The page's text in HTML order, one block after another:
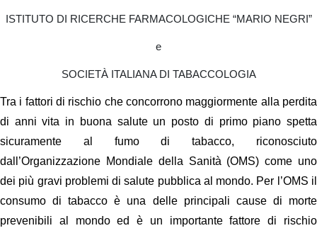
ISTITUTO DI RICERCHE FARMACOLOGICHE “MARIO NEGRI”
e
SOCIETÀ ITALIANA DI TABACCOLOGIA
Tra i fattori di rischio che concorrono maggiormente alla perdita
di anni vita in buona salute un posto di primo piano spetta
sicuramente al fumo di tabacco, riconosciuto
dall’Organizzazione Mondiale della Sanità (OMS) come uno
dei più gravi problemi di salute pubblica al mondo. Per l’OMS il
consumo di tabacco è una delle principali cause di morte
prevenibili al mondo ed è un importante fattore di rischio